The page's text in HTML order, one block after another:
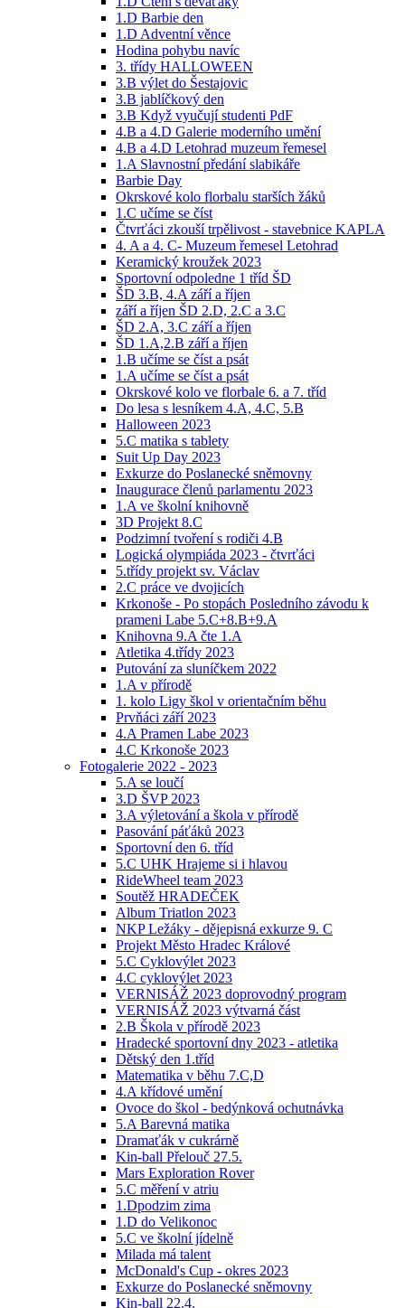
1.D Barbie den
1.D Adventní věnce
Hodina pohybu navíc
3. třídy HALLOWEEN
3.B výlet do Šestajovic
3.B jablíčkový den
3.B Když vyučují studenti PdF
4.B a 4.D Galerie moderního umění
4.B a 4.D Letohrad muzeum řemesel
1.A Slavnostní předání slabikáře
Barbie Day
Okrskové kolo florbalu starších žáků
1.C učíme se číst
Čtvrťáci zkouší trpělivost - stavebnice KAPLA
4. A a 4. C- Muzeum řemesel Letohrad
Keramický kroužek 2023
Sportovní odpoledne 1 tříd ŠD
ŠD 3.B, 4.A září a říjen
září a říjen ŠD 2.D, 2.C a 3.C
ŠD 2.A, 3.C září a říjen
ŠD 1.A,2.B září a říjen
1.B učíme se číst a psát
1.A učíme se číst a psát
Okrskové kolo ve florbale 6. a 7. tříd
Do lesa s lesníkem 4.A, 4.C, 5.B
Halloween 2023
5.C matika s tablety
Suit Up Day 2023
Exkurze do Poslanecké sněmovny
Inaugurace členů parlamentu 2023
1.A ve školní knihovně
3D Projekt 8.C
Podzimní tvoření s rodiči 4.B
Logická olympiáda 2023 - čtvrťáci
5.třídy projekt sv. Václav
2.C práce ve dvojicích
Krkonoše - Po stopách Posledního závodu k
prameni Labe 5.C+8.B+9.A
Knihovna 9.A čte 1.A
Atletika 4.třídy 2023
Putování za sluníčkem 2022
1.A v přírodě
1. kolo Ligy škol v orientačním běhu
Prvňáci září 2023
4.A Pramen Labe 2023
4.C Krkonoše 2023
Fotogalerie 2022 - 2023
5.A se loučí
3.D ŠVP 2023
3.A výletování a škola v přírodě
Pasování páťáků 2023
Sportovní den 6. tříd
5.C UHK Hrajeme si i hlavou
RideWheel team 2023
Soutěž HRADEČEK
Album Triatlon 2023
NKP Ležáky - dějepisná exkurze 9. C
Projekt Město Hradec Králové
5.C Cyklovýlet 2023
4.C cyklovýlet 2023
VERNISÁŽ 2023 doprovodný program
VERNISÁŽ 2023 výtvarná část
2.B Škola v přírodě 2023
Hradecké sportovní dny 2023 - atletika
Dětský den 1.tříd
Matematika v běhu 7.C,D
4.A křídové umění
Ovoce do škol - bedýnková ochutnávka
5.A Barevná matika
Dramaťák v cukrárně
Kin-ball Přelouč 27.5.
Mars Exploration Rover
5.C měření v atriu
1.Dpodzim zima
1.D do Velikonoc
5.C ve školní jídelně
Milada má talent
McDonald's Cup - okres 2023
Exkurze do Poslanecké sněmovny
Kin-ball 22.4.